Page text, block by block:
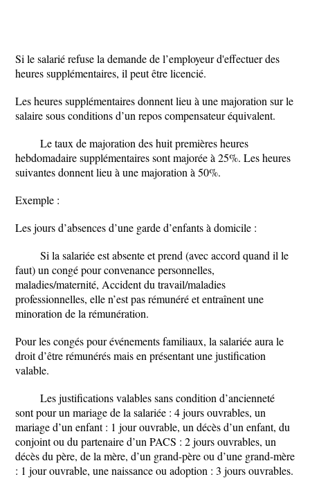
Si le salarié refuse la demande de l’employeur d'effectuer des
heures supplémentaires, il peut être licencié.
Les heures supplémentaires donnent lieu à une majoration sur le
salaire sous conditions d’un repos compensateur équivalent.
Le taux de majoration des huit premières heures
hebdomadaire supplémentaires sont majorée à 25%. Les heures
suivantes donnent lieu à une majoration à 50%.
Exemple :
Les jours d’absences d’une garde d’enfants à domicile :
Si la salariée est absente et prend (avec accord quand il le
faut) un congé pour convenance personnelles,
maladies/maternité, Accident du travail/maladies
professionnelles, elle n’est pas rémunéré et entraînent une
minoration de la rémunération.
Pour les congés pour événements familiaux, la salariée aura le
droit d’être rémunérés mais en présentant une justification
valable.
Les justifications valables sans condition d’ancienneté
sont pour un mariage de la salariée : 4 jours ouvrables, un
mariage d’un enfant : 1 jour ouvrable, un décès d’un enfant, du
conjoint ou du partenaire d’un PACS : 2 jours ouvrables, un
décès du père, de la mère, d’un grand-père ou d’une grand-mère
: 1 jour ouvrable, une naissance ou adoption : 3 jours ouvrables.